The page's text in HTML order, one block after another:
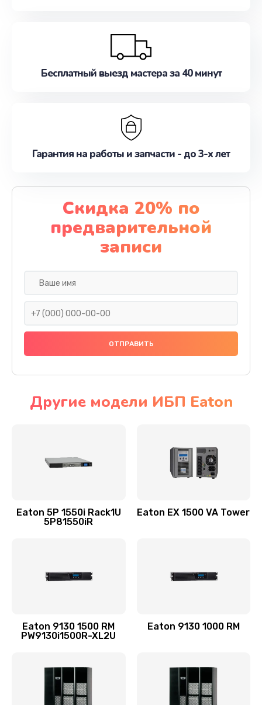
Бесплатный выезд мастера за 40 минут
Гарантия на работы и запчасти - до 3-х лет
Скидка 20% по
предварительной
записи
Другие модели ИБП Eaton
Eaton 5P 1550i Rack1U
5P81550iR
Eaton EX 1500 VA Tower
Eaton 9130 1500 RM
PW9130i1500R-XL2U
Eaton 9130 1000 RM